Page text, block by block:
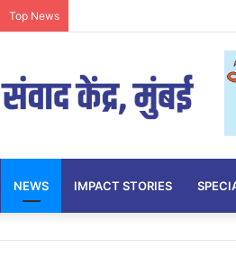
Top News
NEWS IMPACT STORIES